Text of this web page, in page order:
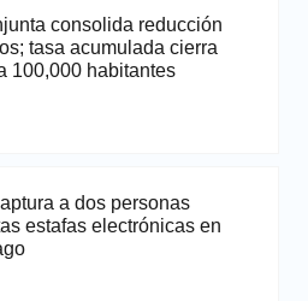
consolida reducción
tasa acumulada cierra
100,000 habitantes
a dos personas
estafas electrónicas en